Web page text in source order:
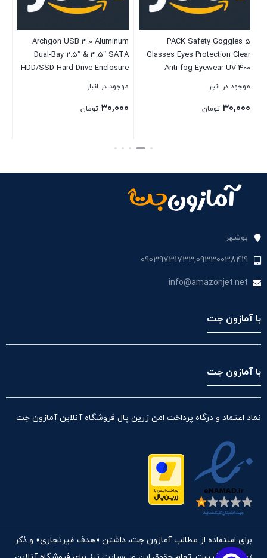
5 PACK Safety Goggles
Glasses Eyes Protection Clear
Anti-fog Eyewear UV 400
Blocking Eyeglasses Anti-
Prescription Glasses Eye Shied
موجود در انبار
۳۰,۰۰۰ تومان
Archgon USB 3.0 Aluminum
Dual-Bay 2.5″ & 3.5″ SATA
HDD/SSD Hard Drive Enclosure
Docking Station with
Function Model MH-3621-U3
موجود در انبار
۳۰,۰۰۰ تومان
بستن
بوشهر
09039731733,09330038419
info@amazonjet.net
با آمازون جت
با آمازون جت
نماد اعتماد و درگاه پرداخت امن زرین پال فروشگاه آنلاین آمازون جت
برای استفاده از مطالب آمازون جت، داشتن «هدف غیرتجاری» و ذکر